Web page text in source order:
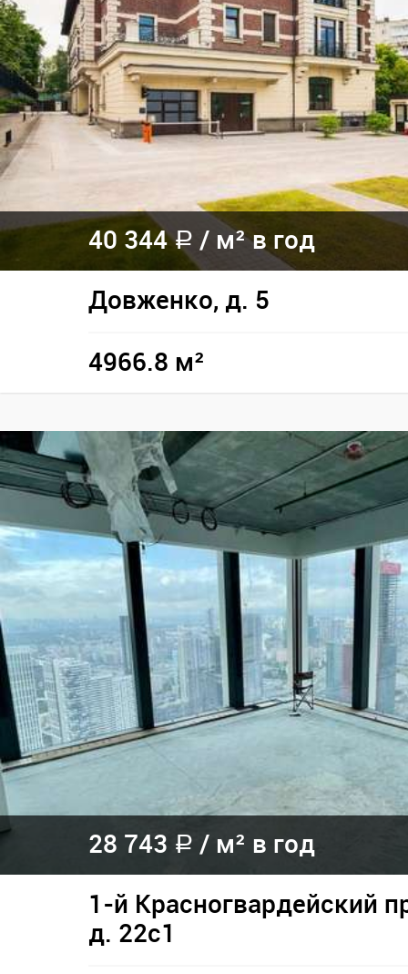
40 344a / м² в год
Довженко, д. 5
4966.8 м²
28 743 a / м² в год
1-й Красногвардейский
д. 22с1